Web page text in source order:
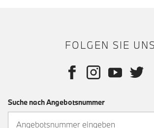
FOLGEN SIE UNS
Suche nach Angebotsnummer